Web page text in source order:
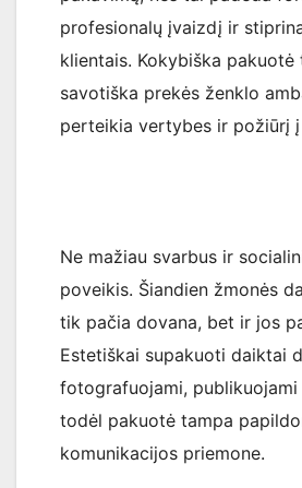
profesionalų įvaizdį ir
klientais. Kokybiška pakuotė
savotiška prekės ženklo
perteikia vertybes ir požiūrį
Ne mažiau svarbus ir
poveikis. Šiandien žmonės
tik pačia dovana, bet ir jos
Estetiškai supakuoti daiktai
fotografuojami, publikuojami
todėl pakuotė tampa
komunikacijos priemone.